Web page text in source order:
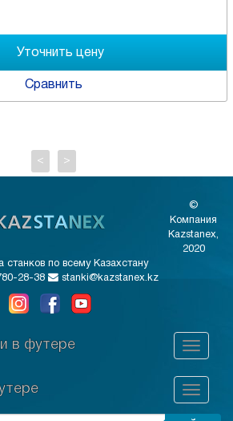
Сравнить
< >
©
Компания
Kazstanex,
2020
станков по всему Казахстану
28-38
stanki@kazstanex.kz
в футере